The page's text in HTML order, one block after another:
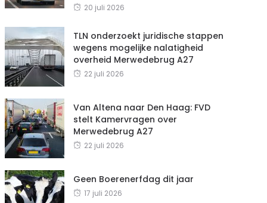
20 juli 2026
TLN onderzoekt juridische stappen
wegens mogelijke nalatigheid
overheid Merwedebrug A27
22 juli 2026
Van Altena naar Den Haag: FVD
stelt Kamervragen over
Merwedebrug A27
22 juli 2026
Geen Boerenerfdag dit jaar
17 juli 2026